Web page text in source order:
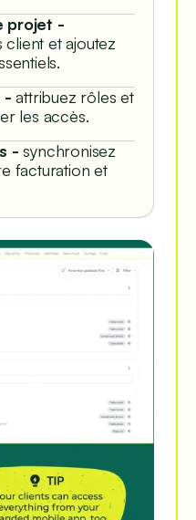
projet -
et ajoutez
- attribuez rôles et
les accès.
- synchronisez
facturation et